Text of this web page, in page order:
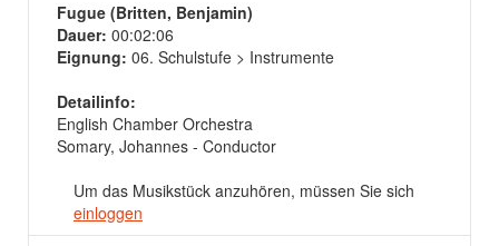
Fugue (Britten, Benjamin)
Dauer: 00:02:06
Eignung: 06. Schulstufe > Instrumente
Detailinfo:
English Chamber Orchestra
Somary, Johannes - Conductor
Um das Musikstück anzuhören, müssen Sie sich
einloggen